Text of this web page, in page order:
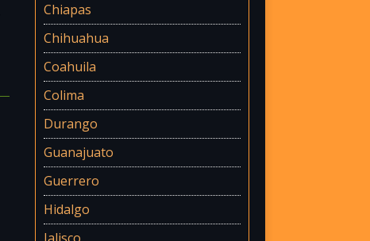
Chiapas
Chihuahua
Coahuila
Colima
Durango
Guanajuato
Guerrero
Hidalgo